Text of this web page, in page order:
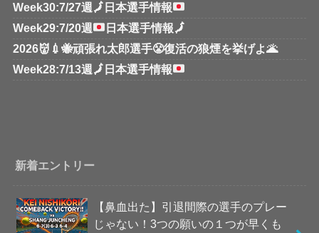
Week30:7/27週 🗾 日本選手情報
Week29:7/20週
日本選手情報🗾
2026👹💉🐝頑張れ太郎選手😤復活の狼煙を挙げよ🌋
Week28:7/13週 🗾 日本選手情報
新着エントリー
【鼻血出た】引退間際の選手のプレー
じゃない！3つの願いの１つが早くも